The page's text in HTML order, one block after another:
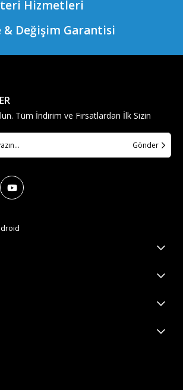
Hizmetleri
& Değişim Garantisi
Tüm İndirim ve Fırsatlardan İlk Sizin
Gönder